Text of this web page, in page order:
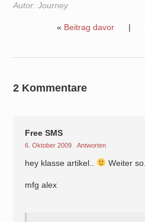
Autor: Journey
« Beitrag davor|
2 Kommentare
Free SMS
6. Oktober 2009 Antworten
hey klasse artikel.. Weiter so..
mfg alex